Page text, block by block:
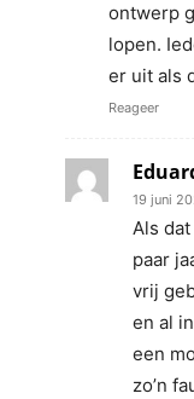
ontwerp
lopen.
er uit als
Reageer
19 juni
Als
paar
vrij
en al
een
zo’n